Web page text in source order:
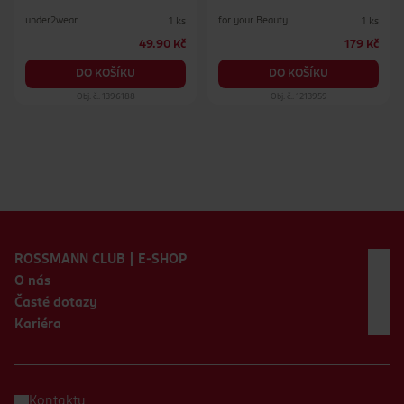
under2wear 1 ks
49.90 Kč
DO KOŠÍKU
Obj. č.: 1396188
for your Beauty 1 ks
179 Kč
DO KOŠÍKU
Obj. č.: 1213959
ROSSMANN CLUB | E-SHOP
O nás
Časté dotazy
Kariéra
Kontakty